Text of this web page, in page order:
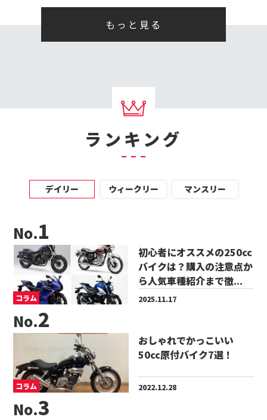
もっと見る
ランキング
デイリー ウィークリー マンスリー
No.
コラム
初心者にオススメの250cc
バイクは？購入の注意点か
ら人気車種紹介まで徹...
2025.11.17
No.
コラム
おしゃれでかっこいい
50cc原付バイク7選！
2022.12.28
No.